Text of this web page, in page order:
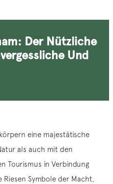
Der Nützliche
Und
eine majestätische
als auch mit den
Tourismus in Verbindung
Symbole der Macht,